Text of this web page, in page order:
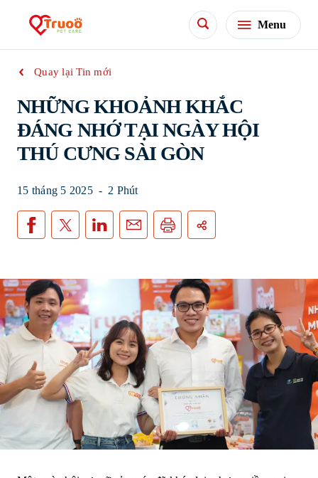
Menu
Quay lại Tin mới
NHỮNG KHOẢNH KHẮC
ĐÁNG NHỚ TẠI NGÀY HỘI
THÚ CƯNG SÀI GÒN
15 tháng 5 2025 - 2 Phút